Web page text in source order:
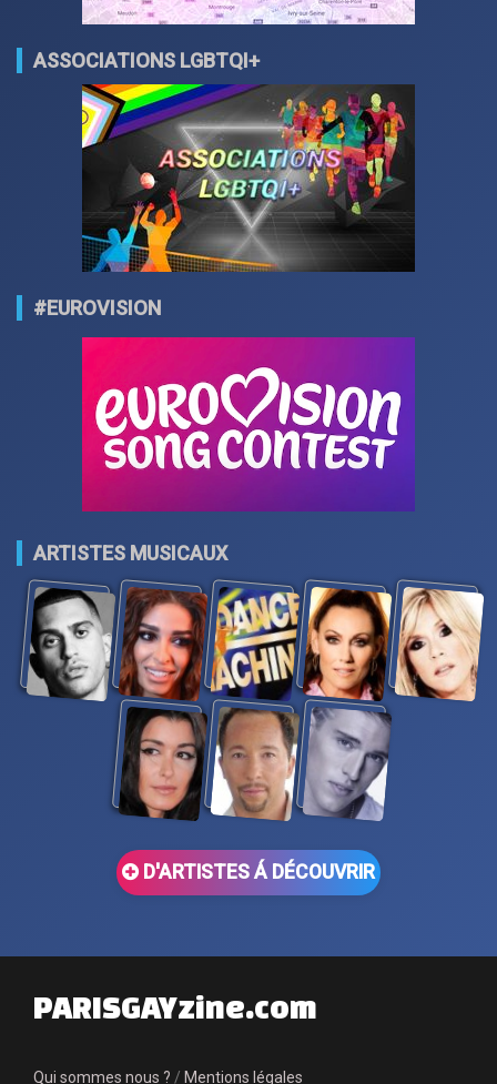
ASSOCIATIONS LGBTQI+
#EUROVISION
ARTISTES MUSICAUX
D'ARTISTES Á DÉCOUVRIR
PARISGAYzine.com
Qui sommes nous ? / Mentions légales